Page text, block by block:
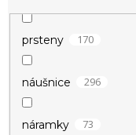
perleťová 1
růžové zlato
stříbrná 66
prsteny 170
náušnice 296
náramky 73